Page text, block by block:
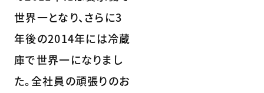
世界一となり、さらに3
年後の2014年には冷蔵
庫で世界一になりまし
た。全社員の頑張りのお